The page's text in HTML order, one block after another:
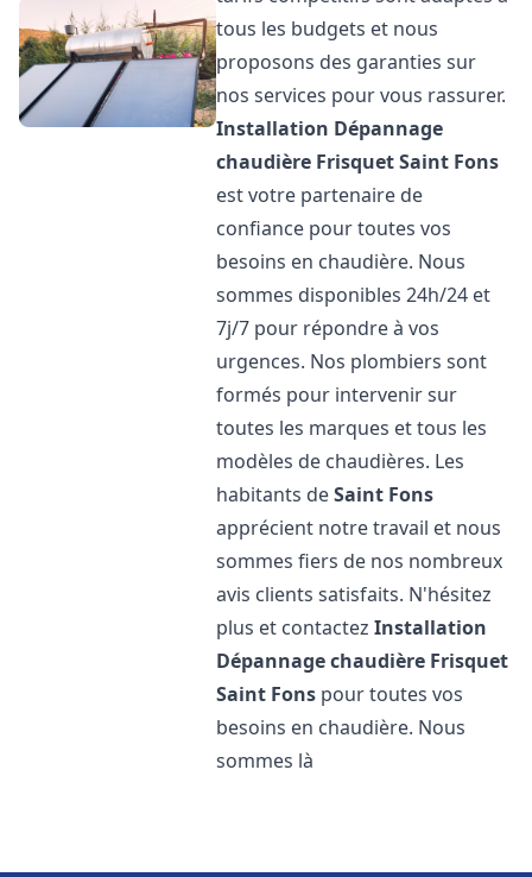
tous les budgets et nous
proposons des garanties sur
nos services pour vous rassurer.
Installation Dépannage
chaudière FrisquetSaint Fons
est votre partenaire de
confiance pour toutes vos
besoins en chaudière. Nous
sommes disponibles 24h/24 et
7j/7 pour répondre à vos
urgences. Nos plombiers sont
formés pour intervenir sur
toutes les marques et tous les
modèles de chaudières. Les
habitants deSaint Fons
apprécient notre travail et nous
sommes fiers de nos nombreux
avis clients satisfaits. N'hésitez
plus et contactezInstallation
Dépannage chaudière Frisquet
Saint Fons pour toutes vos
besoins en chaudière. Nous
sommes là